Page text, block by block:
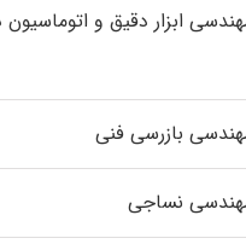
ابزار دقیق و اتوماسیون
بازرسی فنی
نساجی